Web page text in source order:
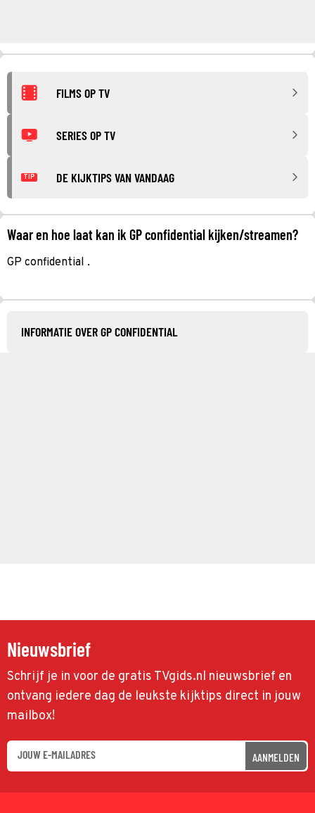
FILMS OP TV
SERIES OP TV
TIP DE KIJKTIPS VAN VANDAAG
Waar en hoe laat kan ik GP confidential kijken/streamen?
GP confidential .
INFORMATIE OVER GP CONFIDENTIAL
Nieuwsbrief
Schrijf je in voor de gratis TVgids.nl nieuwsbrief en
ontvang iedere dag de leukste kijktips direct in jouw
mailbox!
AANMELDEN